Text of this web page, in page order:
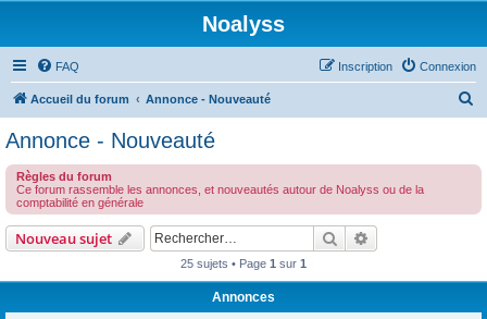
Noalyss
FAQ Connexion
Inscription
Accueil du forum Annonce - Nouveauté
h
Annonce - Nouveauté
Règles du forum
Ce forum rassemble les annonces, et nouveautés autour de Noalyss ou de la
comptabilité en générale
Nouveau sujet Rechercher
25 sujets • Page 1 sur 1
Annonces